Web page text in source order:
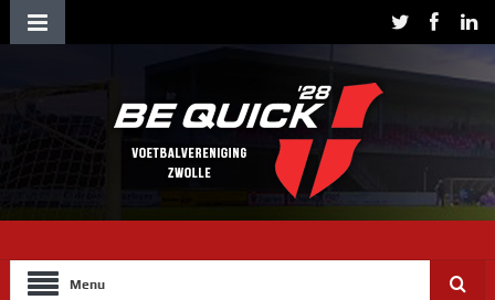
Menu